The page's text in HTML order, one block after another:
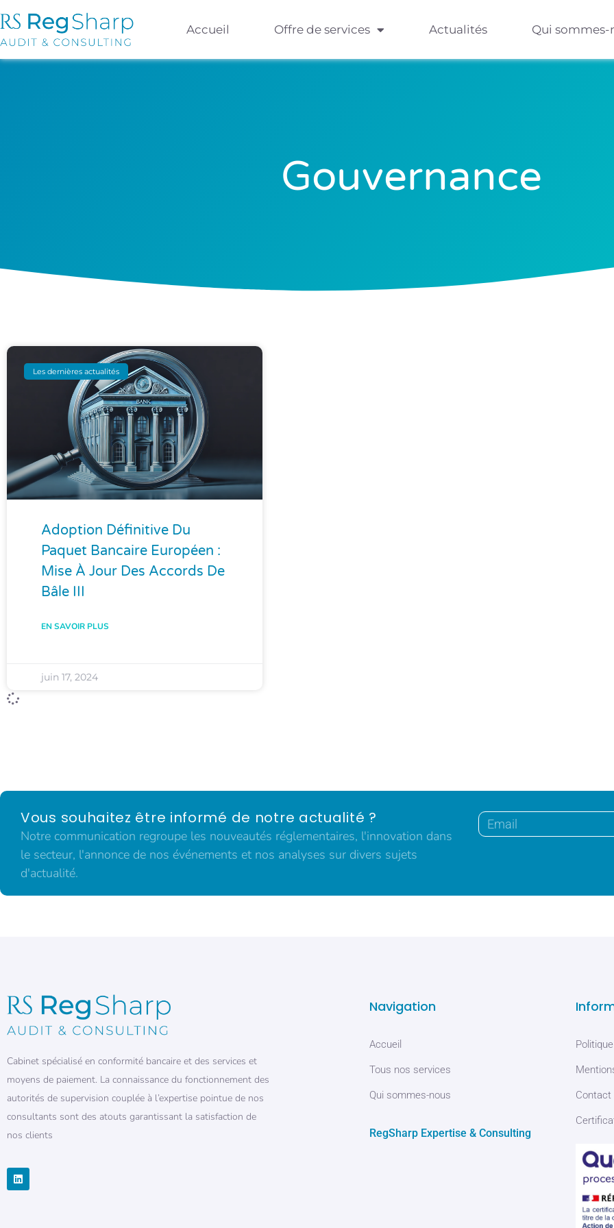
Accueil Offre de services Actualités Qui sommes-
Gouvernance
Les dernières actualités
Adoption Définitive Du
Paquet Bancaire Européen :
Mise À Jour Des Accords De
Bâle III
EN SAVOIR PLUS
juin 17, 2024
Vous souhaitez être informé de notre actualité ?
Notre communication regroupe les nouveautés réglementaires, l'innovation dans
le secteur, l'annonce de nos événements et nos analyses sur divers sujets
d'actualité.
Cabinet spécialisé en conformité bancaire et des services et
moyens de paiement. La connaissance du fonctionnement des
autorités de supervision couplée à l’expertise pointue de nos
consultants sont des atouts garantissant la satisfaction de
nos clients
Navigation
Accueil
Tous nos services
Qui sommes-nous
RegSharp Expertise & Consulting
Contact